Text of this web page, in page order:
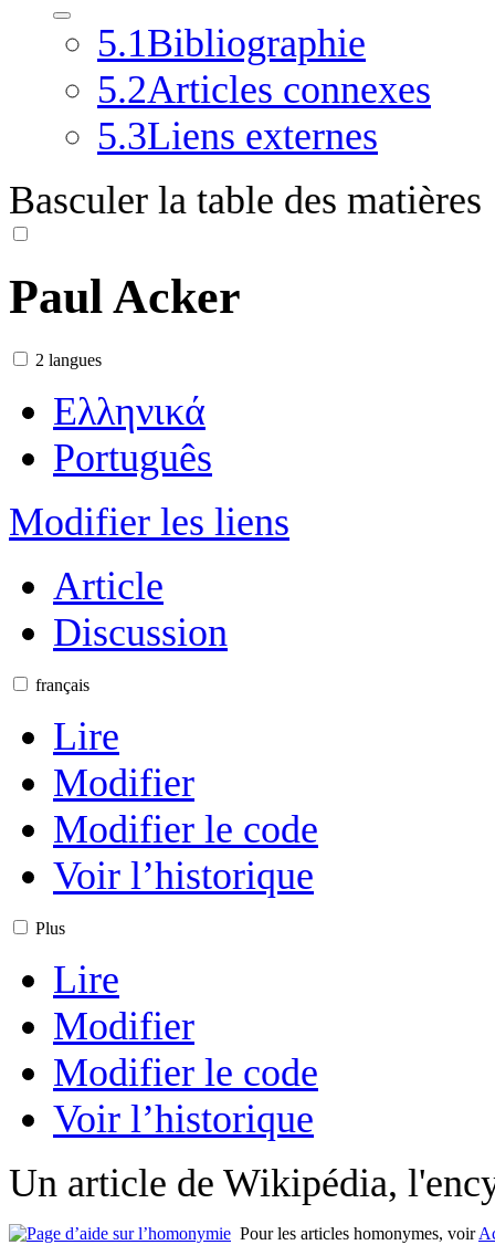
5.1Bibliographie
5.2Articles connexes
5.3Liens externes
Basculer la table des matières
Paul Acker
2 langues
Ελληνικά
Português
Modifier les liens
Article
Discussion
français
Lire
Modifier
Modifier le code
Voir l’historique
Plus
Lire
Modifier
Modifier le code
Voir l’historique
Un article de Wikipédia,
Pour les articles homonymes, voir